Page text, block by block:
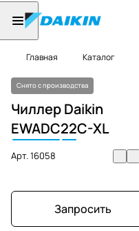
Главная Каталог
Снято с производства
Чиллер Daikin
EWADC22C-XL
Арт.16058
Запросить